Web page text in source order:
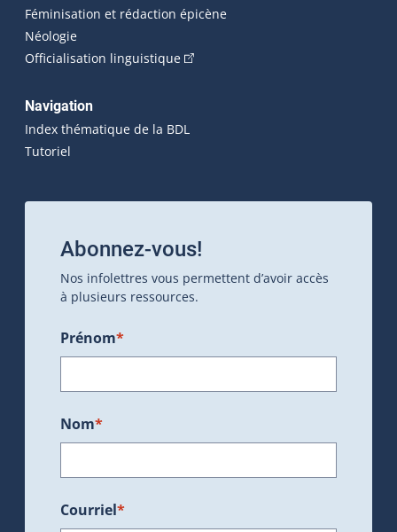
Féminisation et rédaction épicène
Néologie
Officialisation linguistique(Cet hyperlien externe s'ouvrira
Navigation
Index thématique de la BDL
Tutoriel
Abonnez-vous!
Nos infolettres vous permettent d’avoir accès
à plusieurs ressources.
Prénom*
Nom*
Courriel*